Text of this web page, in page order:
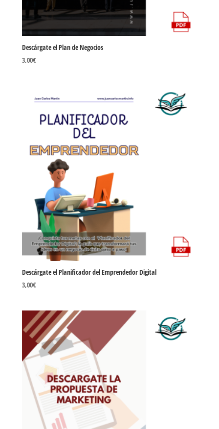
Descárgate el Plan de Negocios
3,00€
Descárgate el Planificador del Emprendedor Digital
3,00€